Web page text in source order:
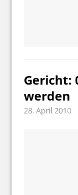
Gericht:
werden
28. April 2010